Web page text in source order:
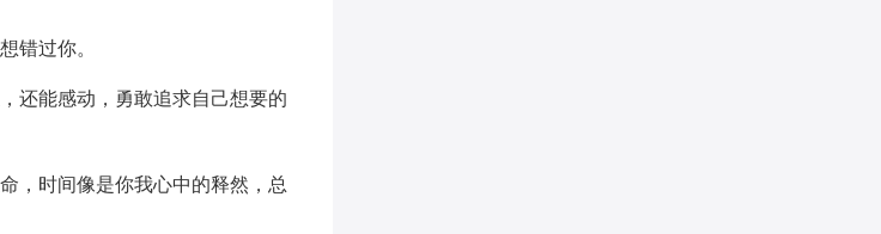
错过你。
还能感动，勇敢追求自己想要的
，时间像是你我心中的释然，总